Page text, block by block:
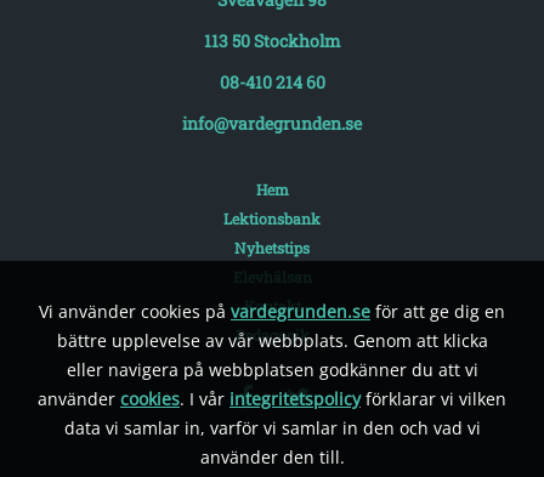
Vi använder cookies på vardegrunden.se för att ge dig en
bättre upplevelse av vår webbplats. Genom att klicka
eller navigera på webbplatsen godkänner du att vi
använder cookies. I vår integritetspolicyförklarar vi vilken
data vi samlar in, varför vi samlar in den och vad vi
använder den till.
113 50 Stockholm
08-410 214 60
info@vardegrunden.se
Hem
Lektionsbank
Nyhetstips
Kontakt
Pedagogik